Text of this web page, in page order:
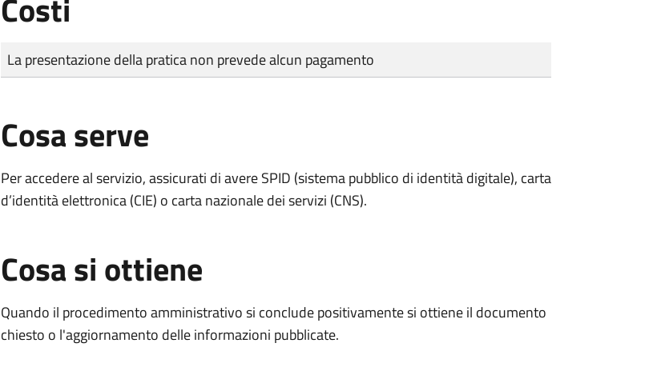
Costi
Tipo di pagamento
Importo
La presentazione della pratica non prevede alcun pagamento
Cosa serve
Per accedere al servizio, assicurati di avere SPID (sistema pubblico di identità digitale), carta
d’identità elettronica (CIE) o carta nazionale dei servizi (CNS).
Cosa si ottiene
Quando il procedimento amministrativo si conclude positivamente si ottiene il documento
chiesto o l'aggiornamento delle informazioni pubblicate.